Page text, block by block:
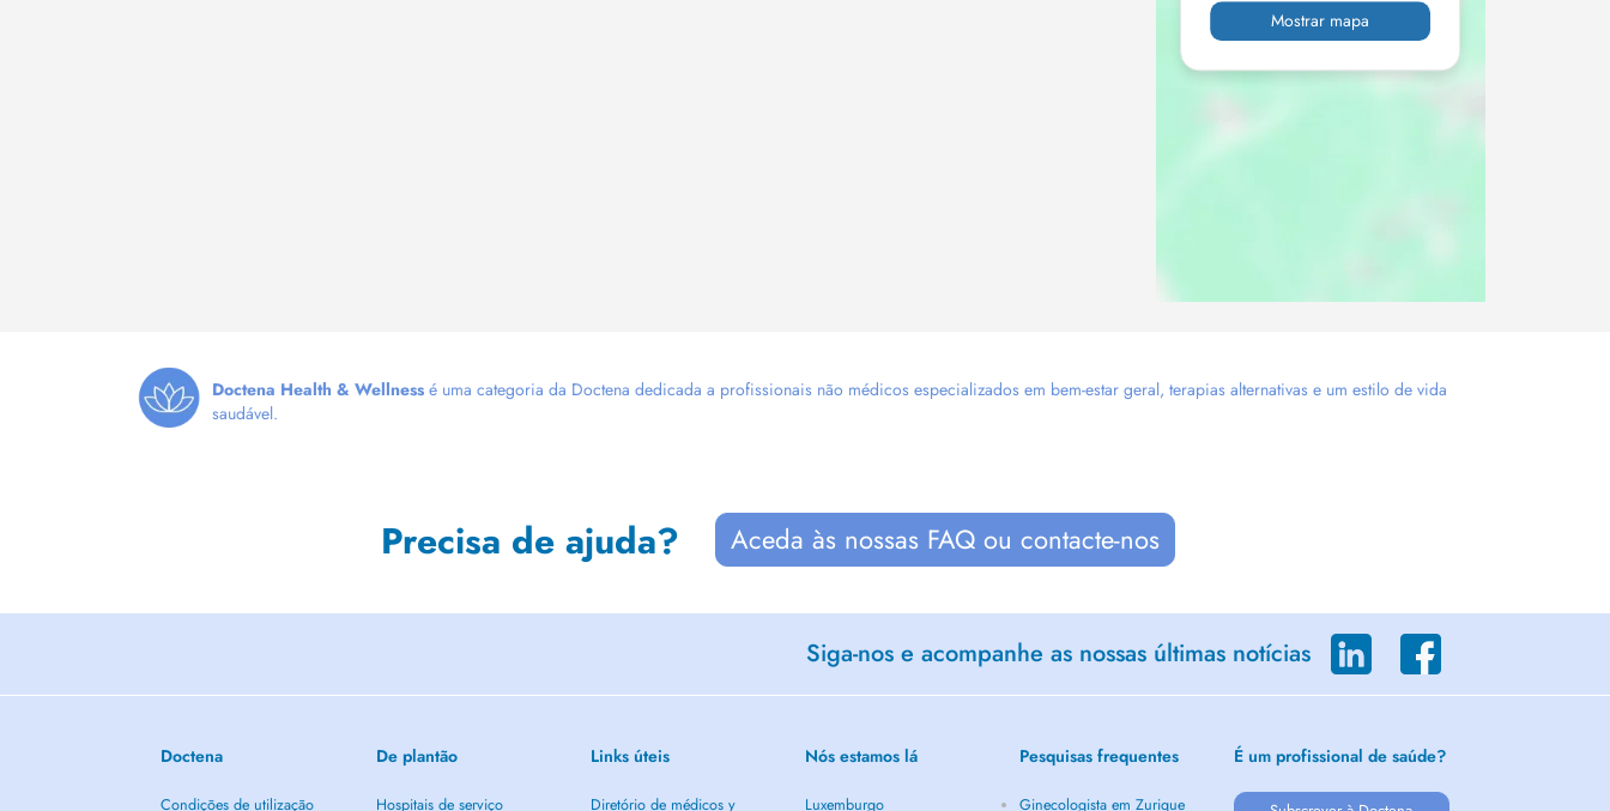
Mostrar mapa
Doctena Health & Wellness é uma categoria da Doctena dedicada a profissionais não médicos especializados em bem-estar geral, terapias alternativas e um estilo de vida
saudável.
Precisa de ajuda? Aceda às nossas FAQ ou contacte-nos
Siga-nos e acompanhe as nossas últimas notícias
Doctena
Condições de utilização
De plantão
Hospitais de serviço
Links úteis
Diretório de médicos y
Nós estamos lá
Luxemburgo
Pesquisas frequentes
Ginecologista em Zurique
É um profissional de saúde?